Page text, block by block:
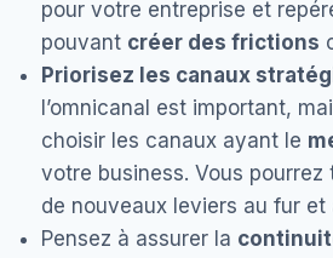
pour votre entreprise et
pouvant créer des frictions
Priorisez les canaux
l’omnicanal est important,
choisir les canaux ayant le
votre business. Vous
de nouveaux leviers au fur et
Pensez à assurer la